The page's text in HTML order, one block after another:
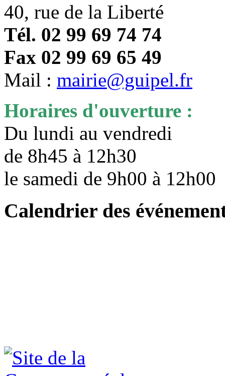
40, rue de la Liberté
Tél. 02 99 69 74 74
Fax 02 99 69 65 49
Mail : mairie@guipel.fr
Horaires d'ouverture :
Du lundi au vendredi
de 8h45 à 12h30
le samedi de 9h00 à
Calendrier des